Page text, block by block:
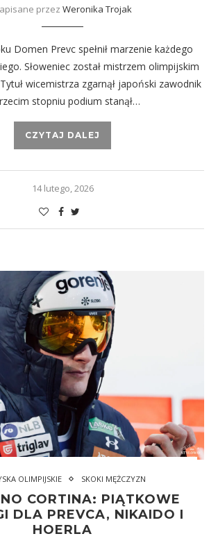
przez Weronika Trojak
Domen Prevc spełnił marzenie każdego
Słoweniec został mistrzem olimpijskim
wicemistrza zgarnął japoński zawodnik
stopniu podium stanął…
CZYTAJ DALEJ
14 lutego, 2026
OLIMPIJSKIE SKOKI MĘŻCZYZN
CORTINA: PIĄTKOWE
DLA PREVCA, NIKAIDO I
HOERLA